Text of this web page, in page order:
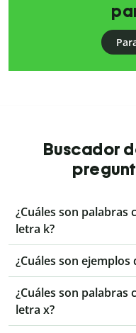
Buscador
¿Cuáles son palabras
letra k?
¿Cuáles son ejemplos
¿Cuáles son palabras
letra x?